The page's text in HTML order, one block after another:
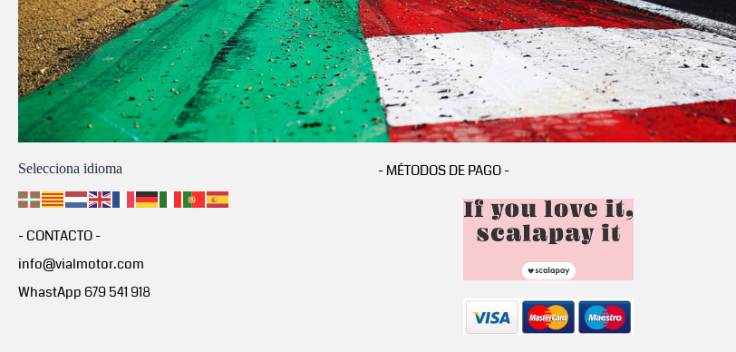
Selecciona idioma
- CONTACTO -
info@vialmotor.com
WhastApp 679 541 918
- MÉTODOS DE PAGO -